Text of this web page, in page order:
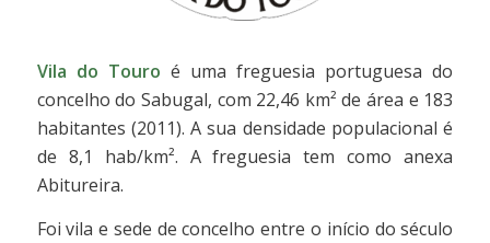
Vila do Touro é uma freguesia portuguesa do
concelho do Sabugal, com 22,46 km² de área e 183
habitantes (2011). A sua densidade populacional é
de 8,1 hab/km². A freguesia tem como anexa
Abitureira.
Foi vila e sede de concelho entre o início do século